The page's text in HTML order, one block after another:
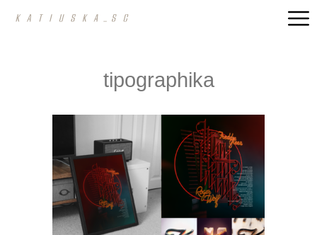
tipographika